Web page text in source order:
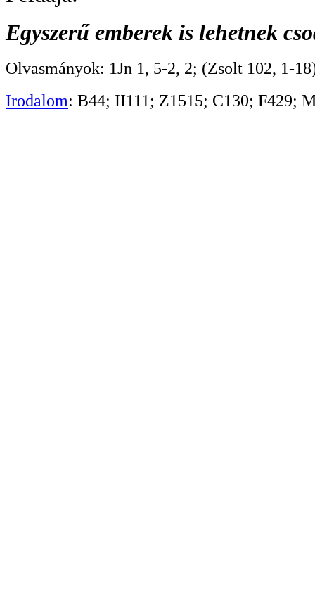
Egyszerű emberek is lehetnek
Olvasmányok: 1Jn 1, 5-2, 2; (Zsolt 102, 1-
Irodalom: B44; II111; Z1515; C130; F429;